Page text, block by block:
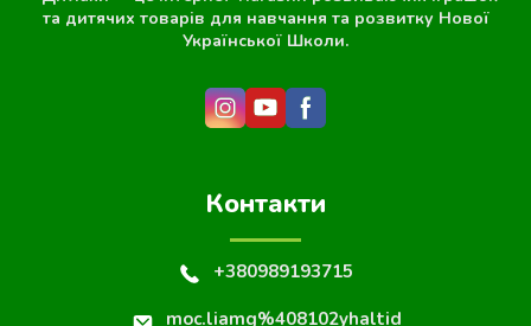
та дитячих товарів для навчання та розвитку Нової
Української Школи.
Контакти
+380989193715
moc.liamg%408102yhaltid